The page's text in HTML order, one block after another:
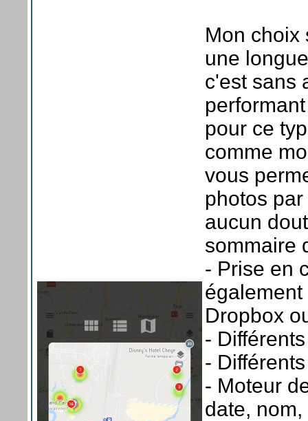
Mon
une
c'est sans
pour ce
comme
vous
photos
aucun
sommaire
- Prise en
Dropbox
-
-
- Moteur
date, nom,